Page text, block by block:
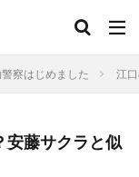
察はじめました 江
安藤サクラと似